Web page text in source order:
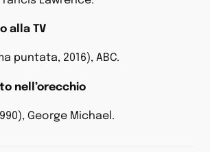
alla TV
puntata, 2016), ABC.
nell’orecchio
George Michael.